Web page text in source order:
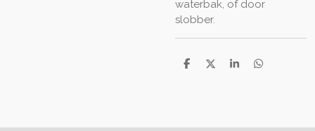
waterbak, of door
slobber.
D
D
S
D